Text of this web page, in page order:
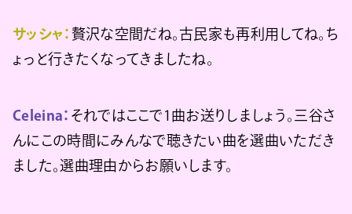
サッシャ： 贅沢な空間だね。古民家も再利用してね。ち
ょっと行きたくなってきましたね。
Celeina： それではここで1曲お送りしましょう。三谷さ
んにこの時間にみんなで聴きたい曲を選曲いただき
ました。選曲理由からお願いします。